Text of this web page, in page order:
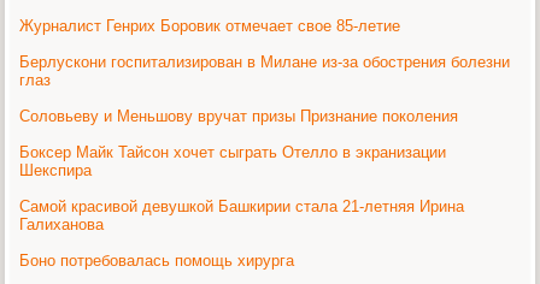
Журналист Генрих Боровик отмечает свое 85-летие
Берлускони госпитализирован в Милане из-за обострения болезни
глаз
Соловьеву и Меньшову вручат призы Признание поколения
Боксер Майк Тайсон хочет сыграть Отелло в экранизации
Шекспира
Самой красивой девушкой Башкирии стала 21-летняя Ирина
Галиханова
Боно потребовалась помощь хирурга